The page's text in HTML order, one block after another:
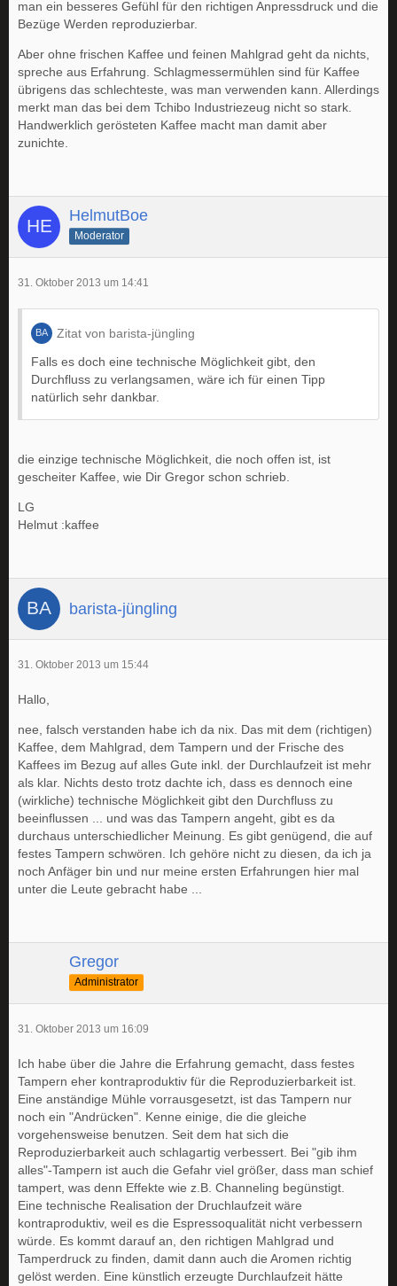
man ein besseres Gefühl für den richtigen Anpressdruck und die
Bezüge Werden reproduzierbar.
Aber ohne frischen Kaffee und feinen Mahlgrad geht da nichts,
spreche aus Erfahrung. Schlagmessermühlen sind für Kaffee
übrigens das schlechteste, was man verwenden kann. Allerdings
merkt man das bei dem Tchibo Industriezeug nicht so stark.
Handwerklich gerösteten Kaffee macht man damit aber
zunichte.
HelmutBoe
Moderator
31. Oktober 2013 um 14:41
Zitat von barista-jüngling
Falls es doch eine technische Möglichkeit gibt, den
Durchfluss zu verlangsamen, wäre ich für einen Tipp
natürlich sehr dankbar.
die einzige technische Möglichkeit, die noch offen ist, ist
gescheiter Kaffee, wie Dir Gregor schon schrieb.
LG
Helmut :kaffee
barista-jüngling
31. Oktober 2013 um 15:44
Hallo,
nee, falsch verstanden habe ich da nix. Das mit dem (richtigen)
Kaffee, dem Mahlgrad, dem Tampern und der Frische des
Kaffees im Bezug auf alles Gute inkl. der Durchlaufzeit ist mehr
als klar. Nichts desto trotz dachte ich, dass es dennoch eine
(wirkliche) technische Möglichkeit gibt den Durchfluss zu
beeinflussen ... und was das Tampern angeht, gibt es da
durchaus unterschiedlicher Meinung. Es gibt genügend, die auf
festes Tampern schwören. Ich gehöre nicht zu diesen, da ich ja
noch Anfäger bin und nur meine ersten Erfahrungen hier mal
unter die Leute gebracht habe ...
Gregor
Administrator
31. Oktober 2013 um 16:09
Ich habe über die Jahre die Erfahrung gemacht, dass festes
Tampern eher kontraproduktiv für die Reproduzierbarkeit ist.
Eine anständige Mühle vorrausgesetzt, ist das Tampern nur
noch ein "Andrücken". Kenne einige, die die gleiche
vorgehensweise benutzen. Seit dem hat sich die
Reproduzierbarkeit auch schlagartig verbessert. Bei "gib ihm
alles"-Tampern ist auch die Gefahr viel größer, dass man schief
tampert, was denn Effekte wie z.B. Channeling begünstigt.
Eine technische Realisation der Druchlaufzeit wäre
kontraproduktiv, weil es die Espressoqualität nicht verbessern
würde. Es kommt darauf an, den richtigen Mahlgrad und
Tamperdruck zu finden, damit dann auch die Aromen richtig
gelöst werden. Eine künstlich erzeugte Durchlaufzeit hätte